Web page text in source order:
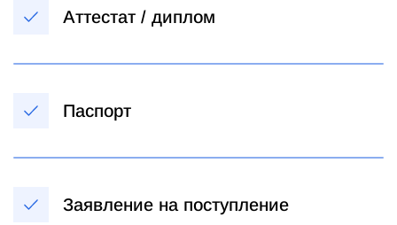
Аттестат / диплом
Паспорт
Заявление на поступление